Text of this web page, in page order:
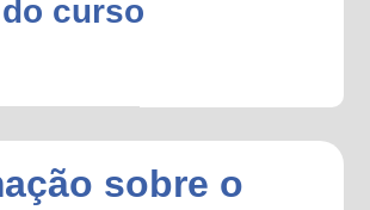
curso
sobre o